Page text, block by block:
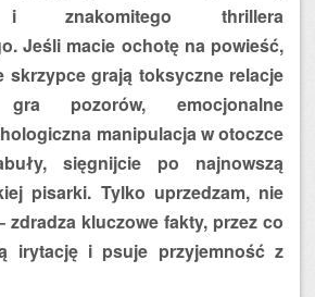
i znakomitego thrillera
Jeśli macie ochotę na powieść,
skrzypce grają toksyczne relacje
gra pozorów, emocjonalne
manipulacja w otoczce
sięgnijcie po najnowszą
pisarki. Tylko uprzedzam, nie
zdradza kluczowe fakty, przez co
irytację i psuje przyjemność z